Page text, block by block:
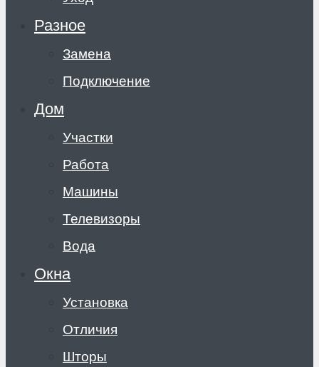
Разное
Замена
Подключение
Дом
Участки
Работа
Машины
Телевизоры
Вода
Окна
Установка
Отличия
Шторы